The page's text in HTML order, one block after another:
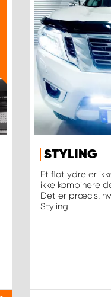
STYLING
Et flot ydre er
ikke kombinere
Det er præcis,
Styling.